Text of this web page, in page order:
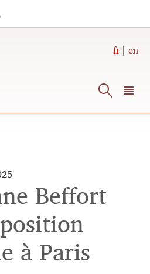
fr en
Beffort
à Paris